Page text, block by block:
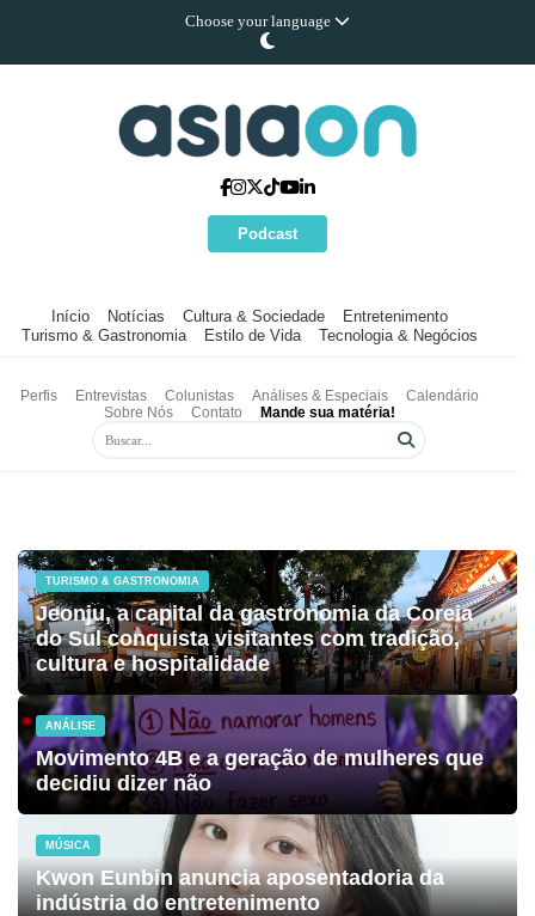
Choose your language
Podcast
Início Notícias Cultura & Sociedade
Entretenimento
Turismo & Gastronomia
Estilo de Vida Tecnologia & Negócios
Perfis Entrevistas Colunistas Análises & Especiais
Calendário
Sobre Nós
Contato Mande sua matéria!
TURISMO & GASTRONOMIA
Jeonju, a capital da gastronomia da Coreia
do Sul conquista visitantes com tradição,
cultura e hospitalidade
ANÁLISE
Movimento 4B e a geração de mulheres que
decidiu dizer não
MÚSICA
Kwon Eunbin anuncia aposentadoria da
indústria do entretenimento